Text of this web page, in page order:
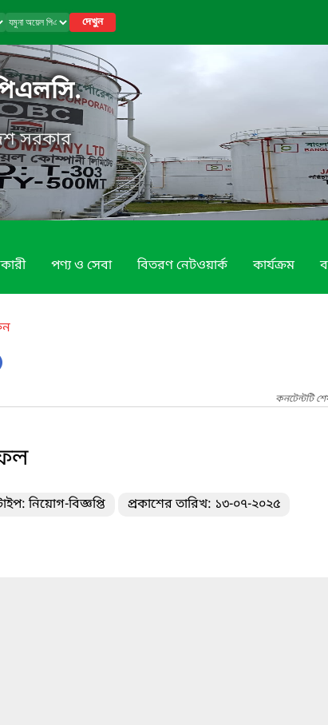
দেখুন
সরকার
পণ্য ও সেবা বিতরণ নেটওয়ার্ক কার্যক্রম
কনটেন্টটি
নিয়োগ-বিজ্ঞপ্তি প্রকাশের তারিখ: ১৩-০৭-২০২৫